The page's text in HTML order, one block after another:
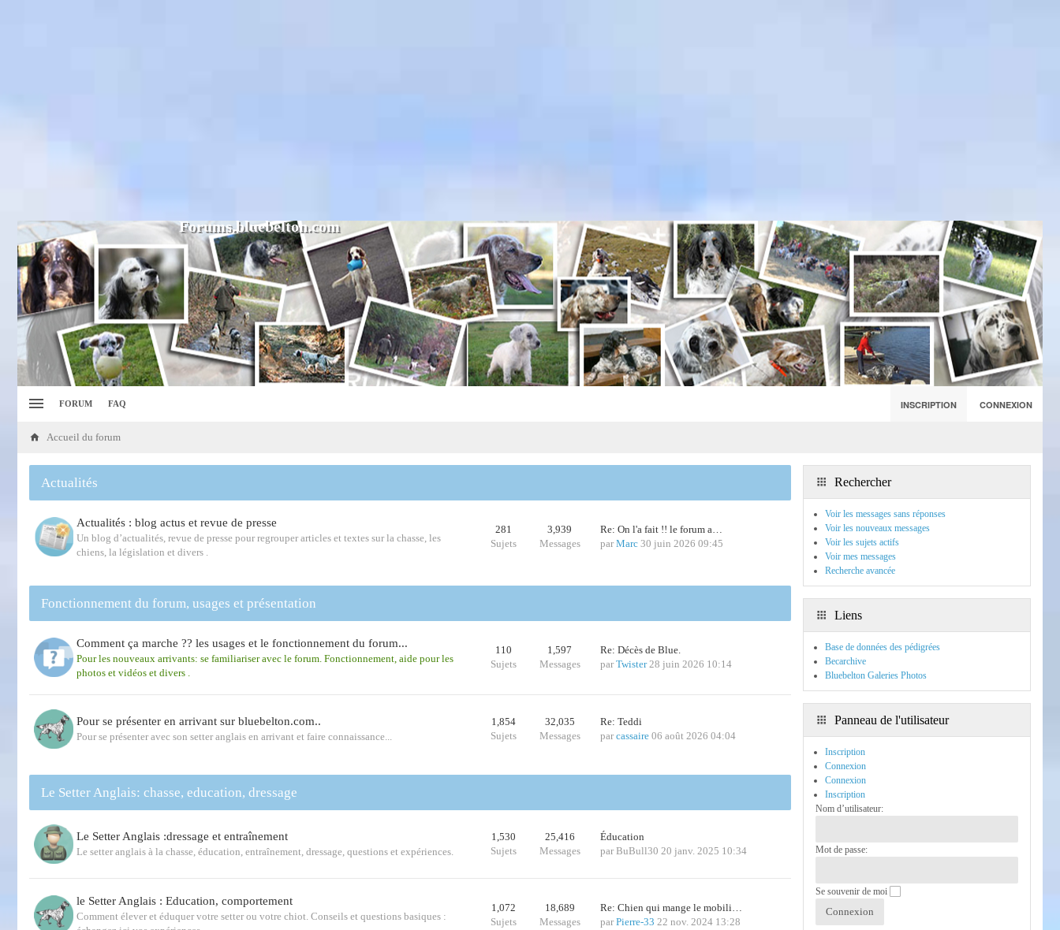
Forums.bluebelton.com
FORUM FAQ INSCRIPTION CONNEXION
Accueil du forum
Actualités
Actualités : blog actus et revue de presse
Un blog d’actualités, revue de presse pour regrouper articles et textes sur la chasse, les
chiens, la législation et divers .
281
Sujets
3,939
Messages
Re: On l'a fait !! le forum a…
par Marc 30 juin 2026 09:45
Fonctionnement du forum, usages et présentation
Comment ça marche ?? les usages et le fonctionnement du forum...
Pour les nouveaux arrivants: se familiariser avec le forum. Fonctionnement, aide pour les
photos et vidéos et divers .
110
Sujets
1,597
Messages
Re: Décès de Blue.
par Twister 28 juin 2026 10:14
Pour se présenter en arrivant sur bluebelton.com..
Pour se présenter avec son setter anglais en arrivant et faire connaissance...
1,854
Sujets
32,035
Messages
Re: Teddi
par cassaire 06 août 2026 04:04
Le Setter Anglais: chasse, education, dressage
Le Setter Anglais :dressage et entraînement
Le setter anglais à la chasse, éducation, entraînement, dressage, questions et expériences.
1,530
Sujets
25,416
Messages
Éducation
par BuBull30 20 janv. 2025 10:34
le Setter Anglais : Education, comportement
Comment élever et éduquer votre setter ou votre chiot. Conseils et questions basiques :
1,072
Sujets
18,689
Messages
Re: Chien qui mange le mobili…
par Pierre-33 22 nov. 2024 13:28
Rechercher
Voir les messages sans réponses
Voir les nouveaux messages
Voir les sujets actifs
Voir mes messages
Recherche avancée
Liens
Base de données des pédigrées
Becarchive
Bluebelton Galeries Photos
Panneau de l'utilisateur
Inscription
Connexion
Connexion
Inscription
Nom d’utilisateur:
Mot de passe:
Se souvenir de moi